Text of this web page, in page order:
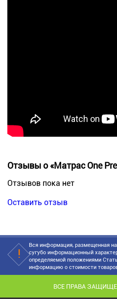
Отзывы о «Матрас One
Отзывов пока нет
Оставить отзыв
Вся информация, размещенная
сугубо информационный
определяемой положениями
информацию о стоимости
ВСЕ ПРАВА